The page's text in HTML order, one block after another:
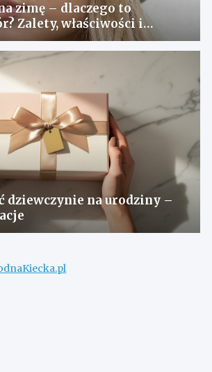
zimę – dlaczego to
Zalety, właściwości i
dziewczynie na urodziny –